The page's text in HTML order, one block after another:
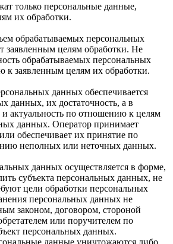
только персональные данные,
их обработки.
обрабатываемых персональных
заявленным целям обработки. Не
обрабатываемых персональных
заявленным целям их обработки.
данных обеспечивается
данных, их достаточность, а в
актуальность по отношению к целям
данных. Оператор принимает
обеспечивает их принятие по
неполных или неточных данных.
данных осуществляется в форме,
субъекта персональных данных, не
цели обработки персональных
персональных данных не
законом, договором, стороной
или поручителем по
персональных данных.
данные уничтожаются либо